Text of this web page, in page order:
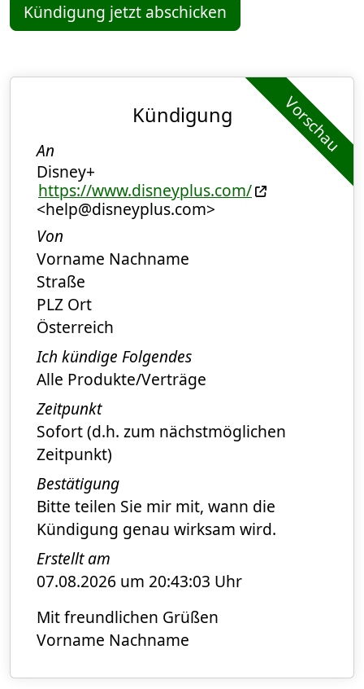
Kündigung jetzt abschicken
Vorschau
Kündigung
An
Disney+
https://www.disneyplus.com/
<help@disneyplus.com>
Von
Vorname Nachname
Straße
PLZ Ort
Österreich
Ich kündige Folgendes
Alle Produkte/Verträge
Zeitpunkt
Sofort (d.h. zum nächstmöglichen
Zeitpunkt)
Bestätigung
Bitte teilen Sie mir mit, wann die
Kündigung genau wirksam wird.
Erstellt am
07.08.2026 um 20:43:03 Uhr
Mit freundlichen Grüßen
Vorname Nachname